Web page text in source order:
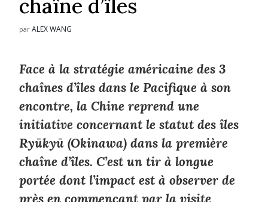
chaîne d’îles
parALEX WANG
Face à la stratégie américaine des 3
chaînes d’îles dans le Pacifique à son
encontre, la Chine reprend une
initiative concernant le statut des îles
Ryūkyū (Okinawa) dans la première
chaîne d’îles. C’est un tir à longue
portée dont l’impact est à observer de
près en commençant par la visite